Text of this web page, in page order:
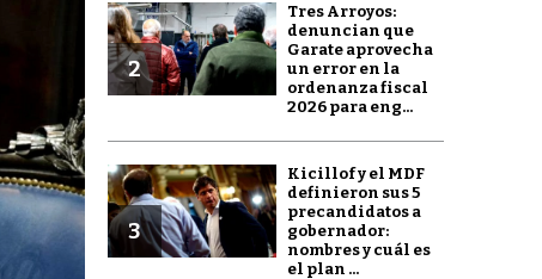
2
Tres Arroyos:
denuncian que
Garate aprovecha
un error en la
ordenanza fiscal
2026 para eng...
3
Kicillof y el MDF
definieron sus 5
precandidatos a
gobernador:
nombres y cuál es
el plan ...